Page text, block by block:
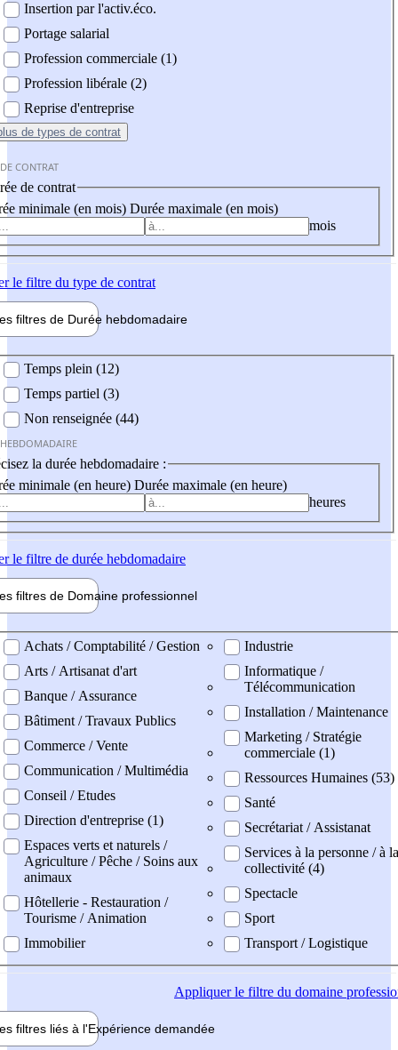
Insertion par l'activ.éco.
Portage salarial
Profession commerciale (1)
Profession libérale (2)
Reprise d'entreprise
de types de contrat
CONTRAT
de contrat
minimale (en mois) Durée maximale (en mois)
mois
le filtre du type de contrat
filtres de Durée hebdomadaire
Temps plein (12)
Temps partiel (3)
Non renseignée (44)
la durée hebdomadaire :
minimale (en heure) Durée maximale (en heure)
heures
le filtre de durée hebdomadaire
filtres de Domaine professionnel
professionel
Achats / Comptabilité / Gestion
Arts / Artisanat d'art
Banque / Assurance
Bâtiment / Travaux Publics
Commerce / Vente
Communication / Multimédia
Conseil / Etudes
Direction d'entreprise (1)
Espaces verts et naturels /
Agriculture / Pêche / Soins aux
animaux
Hôtellerie - Restauration /
Tourisme / Animation
Immobilier
Industrie
Informatique /
Télécommunication
Installation / Maintenance
Marketing / Stratégie
commerciale (1)
Ressources Humaines (53)
Santé
Secrétariat / Assistanat
Services à la personne / à la
collectivité (4)
Spectacle
Sport
Transport / Logistique
Appliquerle filtre du domaine
filtres liés à l'Expérience demandée